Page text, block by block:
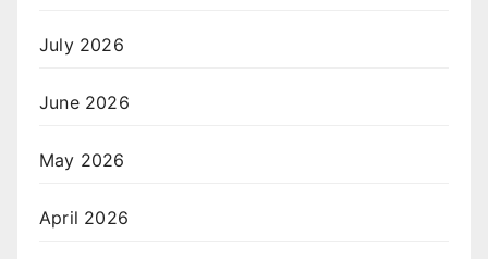
July 2026
June 2026
May 2026
April 2026